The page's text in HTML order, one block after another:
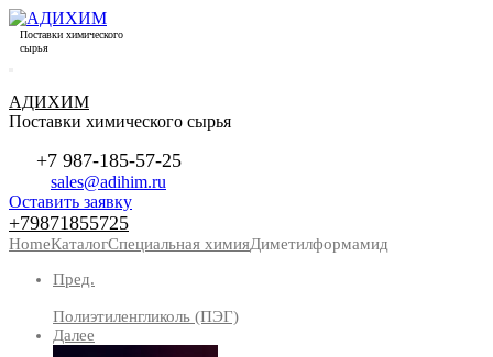
Поставки химического
сырья
АДИХИМ
Поставки химического сырья
+7 987-185-57-25
sales@adihim.ru
Оставить заявку
+79871855725
HomeКаталогСпециальная химияДиметилформамид
Пред.
Полиэтиленгликоль (ПЭГ)
Далее